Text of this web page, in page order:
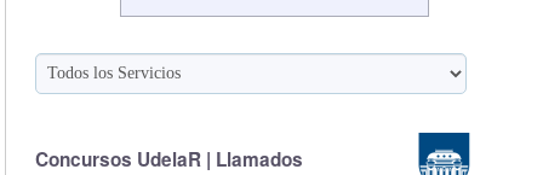
Concursos UdelaR | Llamados